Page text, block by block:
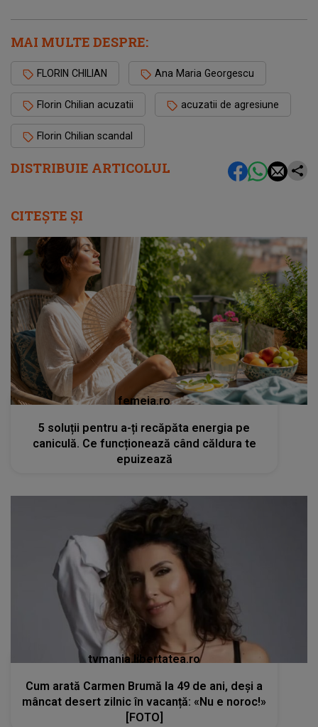
DISTRIBUIE ARTICOLUL
MAI MULTE DESPRE:
FLORIN CHILIAN Ana Maria Georgescu
Florin Chilian acuzatii acuzatii de agresiune
Florin Chilian scandal
CITEȘTE ȘI
femeia.ro
5 soluții pentru a-ți recăpăta energia pe
caniculă. Ce funcționează când căldura te
epuizează
tvmania.libertatea.ro
Cum arată Carmen Brumă la 49 de ani, deși a
mâncat desert zilnic în vacanță: «Nu e noroc!»
[FOTO]